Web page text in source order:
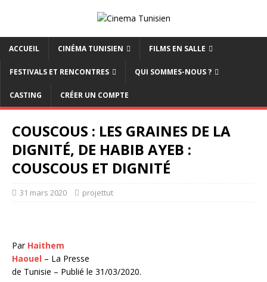
ACCUEIL CINÉMA TUNISIEN FILMS EN SALLE
FESTIVALS ET RENCONTRES QUI SOMMES-NOUS ?
CASTING CRÉER UN COMPTE
COUSCOUS : LES GRAINES DE LA
DIGNITÉ, DE HABIB AYEB :
COUSCOUS ET DIGNITÉ
31 mars 2020 projettut
Par Haithem
Haouel – La Presse
de Tunisie – Publié le 31/03/2020.